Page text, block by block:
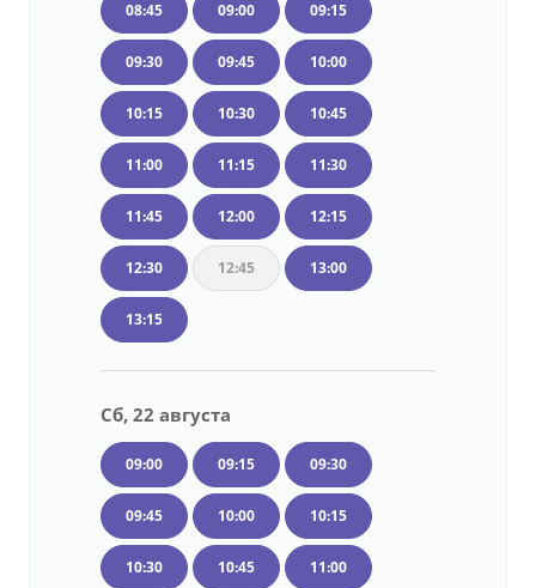
08:45 09:00 09:15
09:30 09:45 10:00
10:15 10:30 10:45
11:00 11:15 11:30
11:45 12:00 12:15
12:30 12:45 13:00
13:15
Сб, 22 августа
09:00 09:15 09:30
09:45 10:00 10:15
10:30 10:45 11:00